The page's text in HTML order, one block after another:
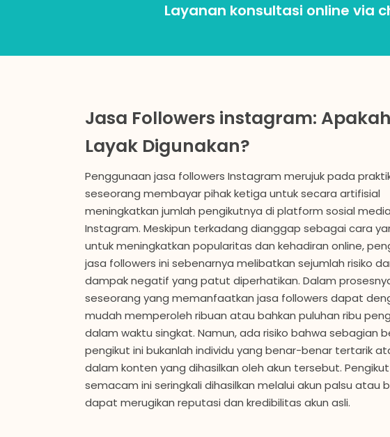
Layanan konsultasi online via
Jasa Followers instagram:
Layak Digunakan?
Penggunaan jasa followers Instagram merujuk pada
seseorang membayar pihak ketiga untuk secara artifisial
meningkatkan jumlah pengikutnya di platform sosial media
Instagram. Meskipun terkadang dianggap sebagai cara
untuk meningkatkan popularitas dan kehadiran online,
jasa followers ini sebenarnya melibatkan sejumlah risiko
dampak negatif yang patut diperhatikan. Dalam
seseorang yang memanfaatkan jasa followers dapat
mudah memperoleh ribuan atau bahkan puluhan ribu
dalam waktu singkat. Namun, ada risiko bahwa sebagian
pengikut ini bukanlah individu yang benar-benar tertarik
dalam konten yang dihasilkan oleh akun tersebut. Pengikut
semacam ini seringkali dihasilkan melalui akun palsu atau
dapat merugikan reputasi dan kredibilitas akun asli.